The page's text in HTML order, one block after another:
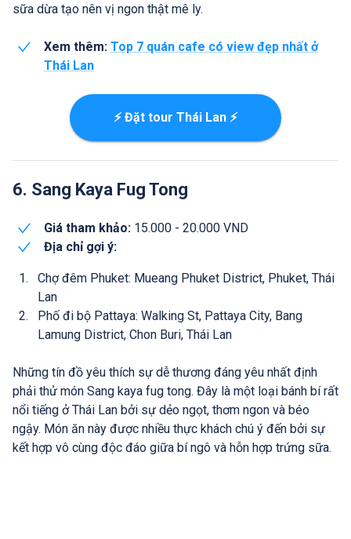
sữa dừa tạo nên vị ngon thật mê ly.
Xem thêm: Top 7 quán cafe có view đẹp nhất ở
Thái Lan
⚡ Đặt tour Thái Lan ⚡
6. Sang Kaya Fug Tong
Giá tham khảo: 15.000 - 20.000 VND
Địa chỉ gợi ý:
Chợ đêm Phuket: Mueang Phuket District, Phuket, Thái
Lan
Phố đi bộ Pattaya: Walking St, Pattaya City, Bang
Lamung District, Chon Buri, Thái Lan
Những tín đồ yêu thích sự dễ thương đáng yêu nhất định
phải thử món Sang kaya fug tong. Đây là một loại bánh bí rất
nổi tiếng ở Thái Lan bởi sự dẻo ngọt, thơm ngon và béo
ngậy. Món ăn này được nhiều thực khách chú ý đến bởi sự
kết hợp vô cùng độc đáo giữa bí ngô và hỗn hợp trứng sữa.